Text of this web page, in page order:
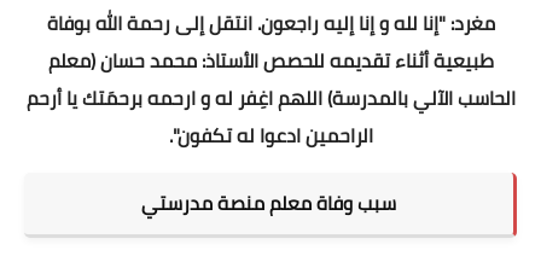
مغرد: "إنا لله و إنا إليه راجعون. انتقل إلى رحمة الله بوفاة
طبيعية أثناء تقديمه للحصص الأستاذ: محمد حسان (معلم
الحاسب الآلي بالمدرسة) اللهم اغِفر له و ارحمه برحمَتك يا أرحم
الراحمين ادعوا له تكفون".
سبب وفاة معلم منصة مدرستي